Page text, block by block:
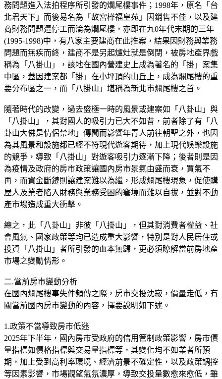
務問題進入法拍程序所引發的爛尾樓事件；1998年，原名「台
北君天下」而後易名為「故宮樺福皇苑」因銷售不佳，以及建
商財務問題遭停工而淪為爛尾樓，亦即在九0年代末期的三年
(1995-1998)中，有八家主要建商在此推案，結果因財務與業務
問題而無疾而終，建商不是另起爐灶就是倒閉，被房地產界戲
稱為「八掛山」，該地在國內營建史上成為著名的「掛」案集
中區，蓋因建案都「掛」在小坪頂的山丘上，成為爛尾樓的重
要分布區之一，而「八掛山」堪稱為新北市爛尾樓之首。
隨著時代的改變，過去盛極一時的風景或建案如「八卦山」與
「八掛山」，其對國人的吸引力已大不如昔，前者除了有「八
卦山大佛是情侶禁地」傳聞而影響年青人前往朝聖之外，也因
為其風景和設施都已經不符現代遊客期待，加上現代娛樂設施
的競爭，導致「八掛山」對遊客吸引力逐漸下降；後者則是因
為疫情及政府的房市政策讓國內房市景氣由盛而衰，買氣不
再，而資金斷鏈則讓建案難以為繼，形成爛尾樓現象，促使購
屋人及業者陷入財務與業務受困的窘境而難以自拔，並對不動
產市場造成重大衝擊。
總之，此「八卦山」非彼「八掛山」，但其對消費者權益、社
會風氣、國家政策等均已造成重大影響，特別是對人民居住或
投資「八掛山」者所引發的血本無歸，更必須瞭解當前房地產
市場之變動情形。
二.當前房市變動分析
在國內爛尾樓事失件頻傳之際，房市交投沈寂，價量走低，有
關當前國內房市變動的內容，擇要說明如下述。
1.政策不當導致房市低迷
2025年下半年，國內房市受政府的信用管制政策影響，房市價
量指標如價格指標與交易量指標等，其變化均不如業者所預
期，加上受到高利率環境、經濟前景不確定性，以及政策調控
等因素影響，市場觀望氣氛濃厚，導致交投量數愈來愈低，雖